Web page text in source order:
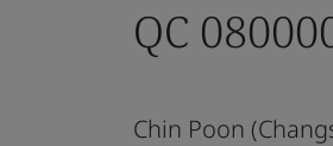
QC
Chin Poon